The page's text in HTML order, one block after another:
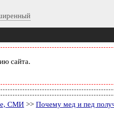
сайта.
СМИ >> Почему мед и пед